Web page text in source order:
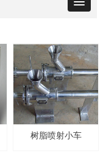
树脂喷射小车